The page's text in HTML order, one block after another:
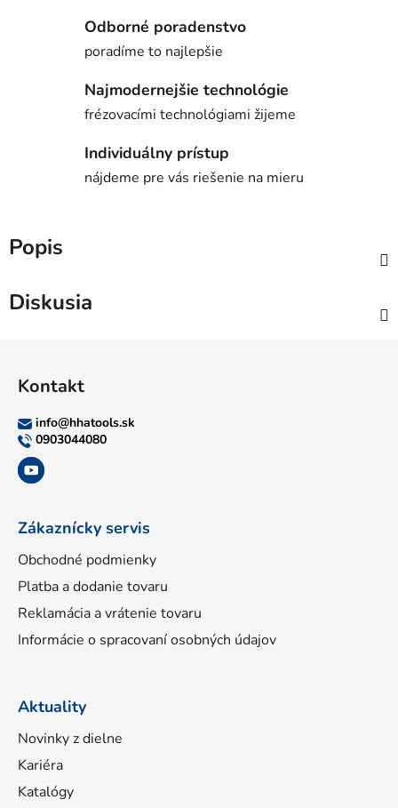
Odborné poradenstvo
poradíme to najlepšie
Najmodernejšie technológie
frézovacími technológiami žijeme
Individuálny prístup
nájdeme pre vás riešenie na mieru
Popis
Diskusia
Kontakt
info@hhatools.sk
0903044080
Zákaznícky servis
Obchodné podmienky
Platba a dodanie tovaru
Reklamácia a vrátenie tovaru
Informácie o spracovaní osobných údajov
Aktuality
Novinky z dielne
Kariéra
Katalógy